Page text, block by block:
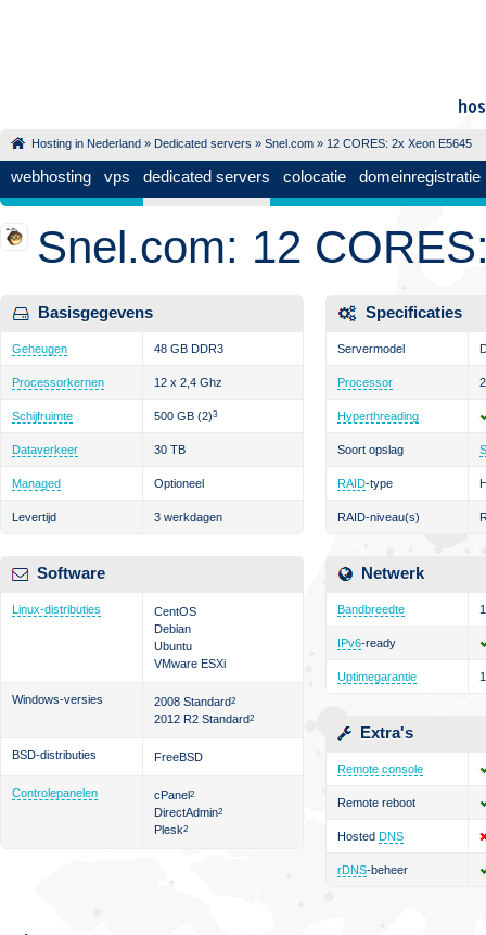
Hosting in Nederland » Dedicated servers » Snel.com » 12 CORES: 2x Xeon E5645
webhosting vps dedicated servers colocatie domeinregistratie
Snel.com: 12
Basisgegevens
Geheugen 48 GB DDR3
Processorkernen 12 x 2,4 Ghz
Schijfruimte 500 GB (2)3
Dataverkeer 30 TB
Managed Optioneel
Levertijd 3 werkdagen
Software
Linux-distributies
CentOS
Debian
Ubuntu
VMware ESXi
Windows-versies 2008 Standard2
2012 R2 Standard2
BSD-distributies FreeBSD
Controlepanelen cPanel2
DirectAdmin2
Plesk2
Specificaties
Servermodel
Processor
Hyperthreading
Soort opslag
RAID-type
RAID-niveau(s)
Netwerk
Bandbreedte
IPv6-ready
Uptimegarantie
Extra's
Remote console
Remote reboot
Hosted DNS
rDNS-beheer